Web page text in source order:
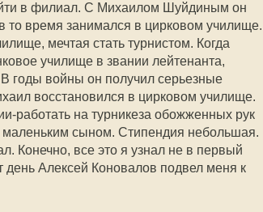
в филиал. С Михаилом Шуйдиным он
то время занимался в цирковом училище.
мечтая стать турнистом. Когда
училище в звании лейтенанта,
годы войны он получил серьезные
восстановился в цирковом училище.
работать на турникеза обожженных рук
сыном. Стипендия небольшая.
Конечно, все это я узнал не в первый
день Алексей Коновалов подвел меня к